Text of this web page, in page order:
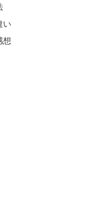
い
想